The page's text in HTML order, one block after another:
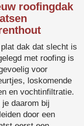
roofingdak
dak dat slecht is
met roofing is
voor
loskomende
en vochtinfiltratie.
je daarom bij
door een